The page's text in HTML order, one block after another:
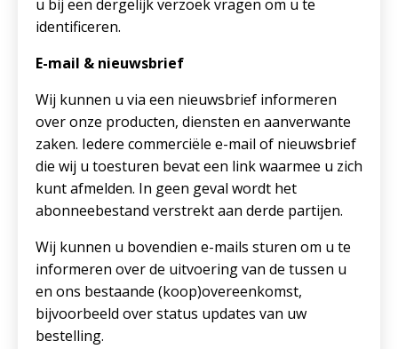
u bij een dergelijk verzoek vragen om u te
identificeren.
E-mail & nieuwsbrief
Wij kunnen u via een nieuwsbrief informeren
over onze producten, diensten en aanverwante
zaken. Iedere commerciële e-mail of nieuwsbrief
die wij u toesturen bevat een link waarmee u zich
kunt afmelden. In geen geval wordt het
abonneebestand verstrekt aan derde partijen.
Wij kunnen u bovendien e-mails sturen om u te
informeren over de uitvoering van de tussen u
en ons bestaande (koop)overeenkomst,
bijvoorbeeld over status updates van uw
bestelling.